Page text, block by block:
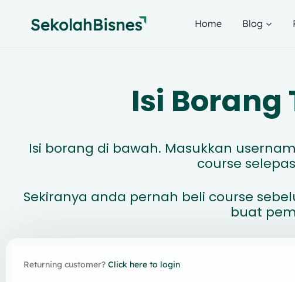
Home Blog
Isi
Isi borang di bawah. Masukkan
course
Sekiranya anda pernah beli course
buat
Returning customer? Click here to login